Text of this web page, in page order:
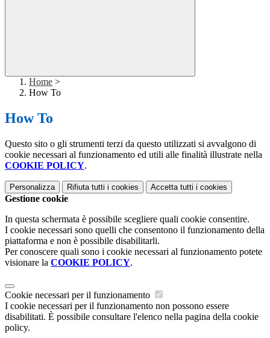
Home >
How To
How To
Questo sito o gli strumenti terzi da questo utilizzati si avvalgono di
cookie necessari al funzionamento ed utili alle finalità illustrate nella
COOKIE POLICY.
Personalizza Rifiuta tutti i cookies Accetta tutti i cookies
Gestione cookie
In questa schermata è possibile scegliere quali cookie consentire.
I cookie necessari sono quelli che consentono il funzionamento della
piattaforma e non è possibile disabilitarli.
Per conoscere quali sono i cookie necessari al funzionamento potete
visionare la COOKIE POLICY.
Cookie necessari per il funzionamento
I cookie necessari per il funzionamento non possono essere
disabilitati. È possibile consultare l'elenco nella pagina della cookie
policy.